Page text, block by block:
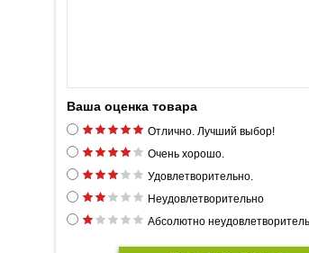
Ваша оценка товара
Отлично. Лучший выбор!
Очень хорошо.
Удовлетворительно.
Неудовлетворительно
Абсолютно